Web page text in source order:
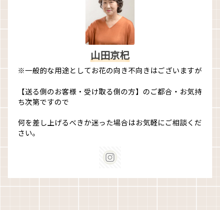
山田京杞
※一般的な用途としてお花の向き不向きはございますが
【送る側のお客様・受け取る側の方】のご都合・お気持
ち次第ですので
何を差し上げるべきか迷った場合はお気軽にご相談くだ
さい。